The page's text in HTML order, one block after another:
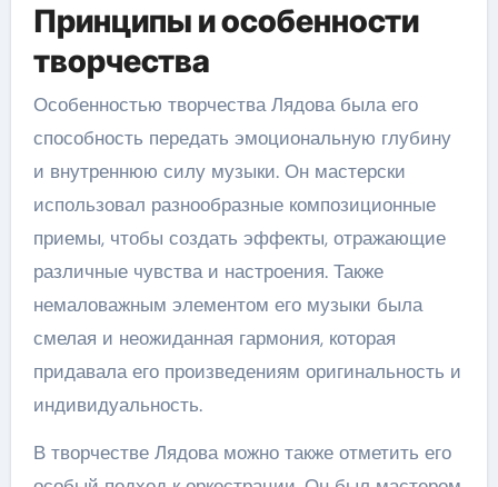
Принципы и особенности
творчества
Особенностью творчества Лядова была его
способность передать эмоциональную глубину
и внутреннюю силу музыки. Он мастерски
использовал разнообразные композиционные
приемы, чтобы создать эффекты, отражающие
различные чувства и настроения. Также
немаловажным элементом его музыки была
смелая и неожиданная гармония, которая
придавала его произведениям оригинальность и
индивидуальность.
В творчестве Лядова можно также отметить его